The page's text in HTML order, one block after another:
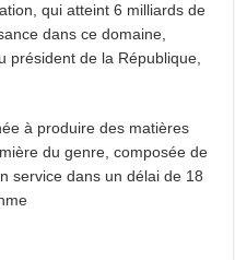
qui atteint 6 milliards de
dans ce domaine,
président de la République,
à produire des matières
du genre, composée de
service dans un délai de 18